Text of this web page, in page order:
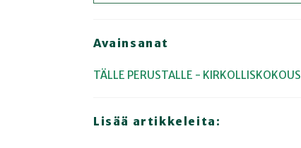
Avainsanat
TÄLLE PERUSTALLE -
Lisää artikkeleita: